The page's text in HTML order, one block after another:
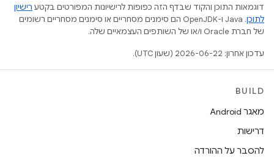
דוגמאות התוכן והקוד שבדף הזה כפופות לרישיונות המפורטים בקטע רישיון
לתוכן
.‏ Java ו-OpenJDK הם סימנים מסחריים או סימנים מסחריים רשומים
של חברת Oracle ו/או של השותפים העצמאיים שלה.
עדכון אחרון: 2026-06-22 (שעון UTC).
BUILD
מאגר Android
דרישות
להסבר על ההורדה